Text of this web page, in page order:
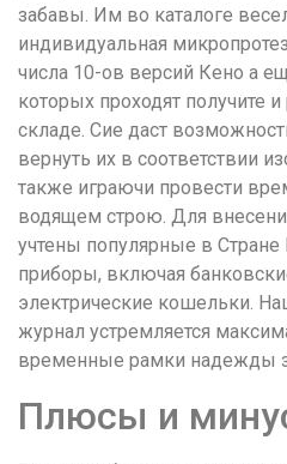
забавы. Им во каталоге
индивидуальная
числа 10-ов версий Кено а
которых проходят получите
складе. Сие даст
вернуть их в соответствии
также играючи провести
водящем строю. Для
учтены популярные в Стране
приборы, включая
электрические кошельки.
журнал устремляется
временные рамки надежды
Плюсы и